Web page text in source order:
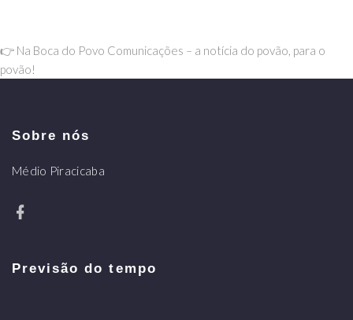
👉 Na Boca do Povo Comunicações – a notícia do povão, para o
povão!
Sobre nós
Médio Piracicaba
Previsão do tempo